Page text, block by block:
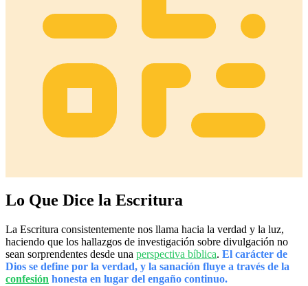
Lo Que Dice la Escritura
La Escritura consistentemente nos llama hacia la verdad y la luz,
haciendo que los hallazgos de investigación sobre divulgación no
sean sorprendentes desde una perspectiva bíblica. El carácter de
Dios se define por la verdad, y la sanación fluye a través de la
confesión honesta en lugar del engaño continuo.